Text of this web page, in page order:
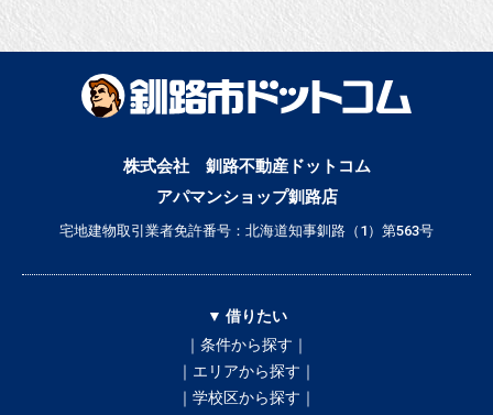
株式会社 釧路不動産ドットコム
アパマンショップ釧路店
宅地建物取引業者免許番号：北海道知事釧路（1）第563号
▼ 借りたい
｜条件から探す｜
｜エリアから探す｜
｜学校区から探す｜